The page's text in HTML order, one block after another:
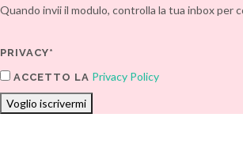
Quando invii il modulo, controlla la tua inbox per
PRIVACY*
ACCETTO LA Privacy Policy
Voglio iscrivermi